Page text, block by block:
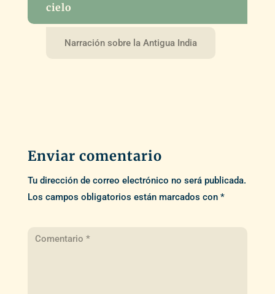
cielo
Narración sobre la Antigua India
Enviar comentario
Tu dirección de correo electrónico no será publicada.
Los campos obligatorios están marcados con *